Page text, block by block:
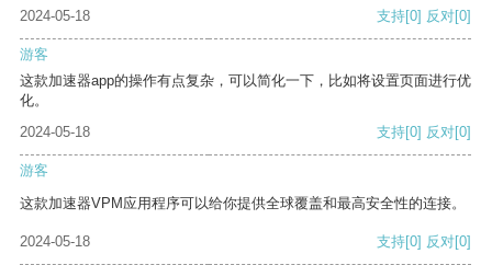
2024-05-18
支持[0] 反对[0]
游客
这款加速器app的操作有点复杂，可以简化一下，比如将设置页面进行优
化。
2024-05-18
支持[0] 反对[0]
游客
这款加速器VPM应用程序可以给你提供全球覆盖和最高安全性的连接。
2024-05-18 支持[0] 反对[0]